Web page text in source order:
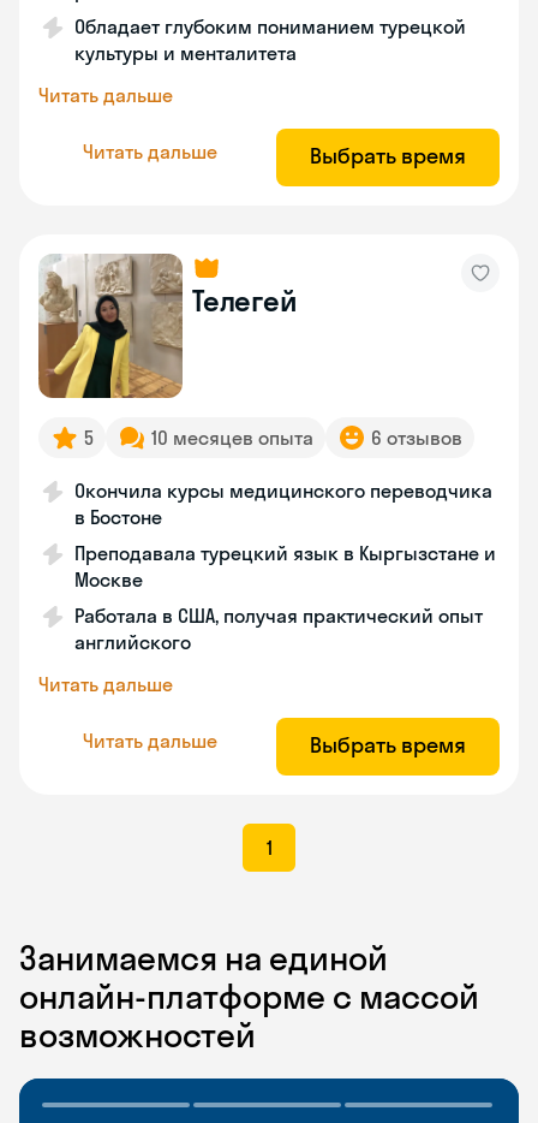
Обладает глубоким пониманием турецкой
культуры и менталитета
Читать дальше
Читать дальше Выбрать время
Телегей
5 10 месяцев опыта 6 отзывов
Окончила курсы медицинского переводчика
в Бостоне
Преподавала турецкий язык в Кыргызстане и
Москве
Работала в США, получая практический опыт
английского
Читать дальше
Читать дальше Выбрать время
1
Занимаемся на единой
онлайн-платформе с массой
возможностей